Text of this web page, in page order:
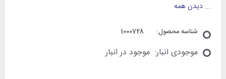
... دیدن همه
شناسه محصول: 1000728
موجودی انبار: موجود در انبار